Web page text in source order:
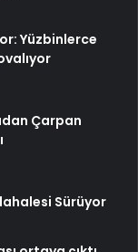
Yüzbinlerce
Çarpan
Sürüyor